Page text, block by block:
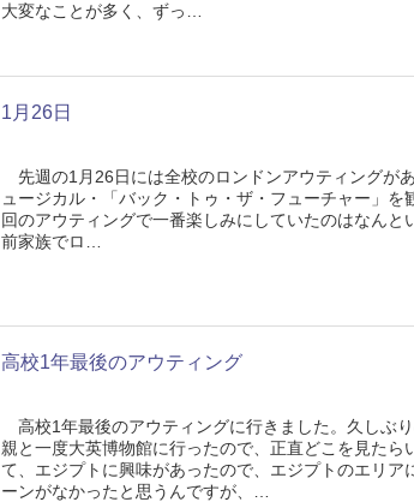
大変なことが多く、ずっ…
1月26日
先週の1月26日には全校のロンドンアウティングが
ュージカル・「バック・トゥ・ザ・フューチャー」
回のアウティングで一番楽しみにしていたのはなん
前家族でロ…
高校1年最後のアウティング
高校1年最後のアウティングに行きました。久しぶ
親と一度大英博物館に行ったので、正直どこを見た
て、エジプトに興味があったので、エジプトのエリ
ーンがなかったと思うんですが、…